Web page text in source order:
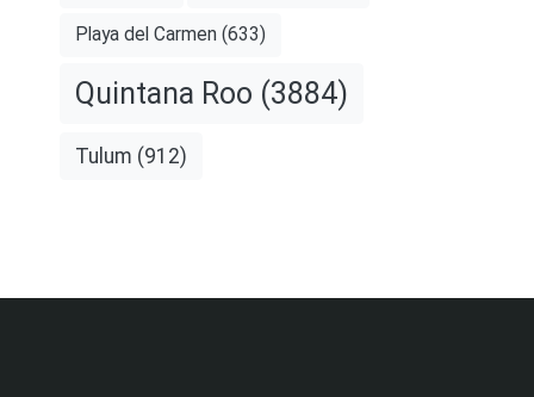
Playa del Carmen (633)
Quintana Roo (3884)
Tulum (912)